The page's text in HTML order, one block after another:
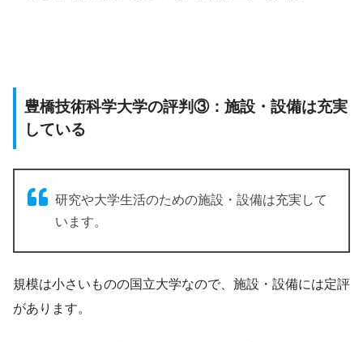
豊橋技術科学大学の評判③：施設・設備は充実
している
研究や大学生活のための施設・設備は充実して
います。
規模は小さいものの国立大学なので、施設・設備には定評
があります。